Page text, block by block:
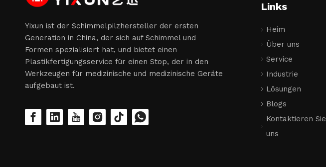
Yixun ist der Schimmelpilzhersteller der ersten
Generation in China, der sich auf Schimmel und
Formen spezialisiert hat, und bietet einen
Plastikfertigungsservice für einen Stop, der in den
Werkzeugen für medizinische und medizinische Geräte
aufgebaut ist.
Links
Heim
Über uns
Service
Industrie
Lösungen
Blogs
Kontaktieren Sie
uns